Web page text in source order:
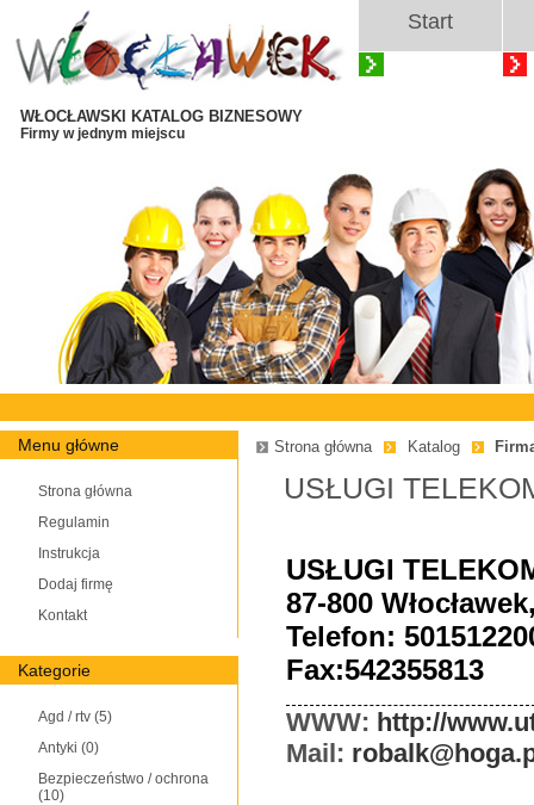
WŁOCŁAWSKI KATALOG BIZNESOWY
Firmy w jednym miejscu
Start
Menu główne
Strona główna
Regulamin
Instrukcja
Dodaj firmę
Kontakt
Kategorie
Agd / rtv (5)
Antyki (0)
Bezpieczeństwo / ochrona
(10)
Strona główna Katalog
USŁUGI
USŁUGI
87-800
Telefon:
Fax:542355813
WWW: http://
Mail: